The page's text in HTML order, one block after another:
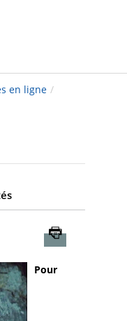
en ligne /
Pour